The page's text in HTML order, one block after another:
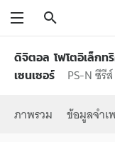
ดิจิตอล โฟโตอิเล็กท
เซนเซอร์
PS-N ซีรีส์
ภาพรวม ข้อมูลจำเ